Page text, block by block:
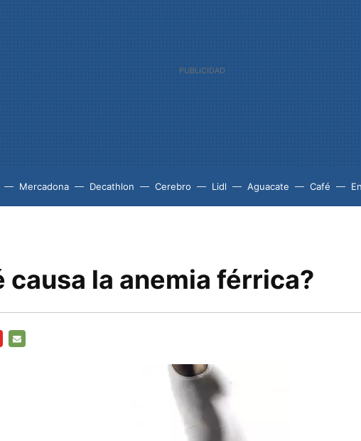
Mercadona Decathlon Cerebro Lidl Aguacate Café
causa la anemia férrica?